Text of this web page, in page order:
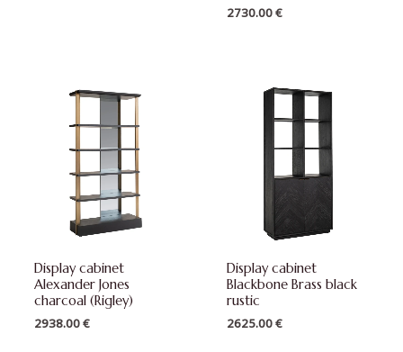
2730.00€
Display cabinet
Alexander Jones
charcoal (Rigley)
2938.00€
Display cabinet
Blackbone Brass black
rustic
2625.00€